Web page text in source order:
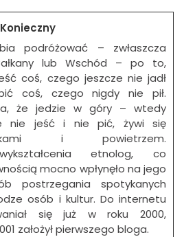
podróżować – zwłaszcza
lub Wschód – po to,
coś, czego jeszcze nie jadł
coś, czego nigdy nie pił.
że jedzie w góry – wtedy
nie jeść i nie pić, żywi się
i powietrzem.
etnolog, co
mocno wpłynęło na jego
postrzegania spotykanych
osób i kultur. Do internetu
się już w roku 2000,
założył pierwszego bloga.